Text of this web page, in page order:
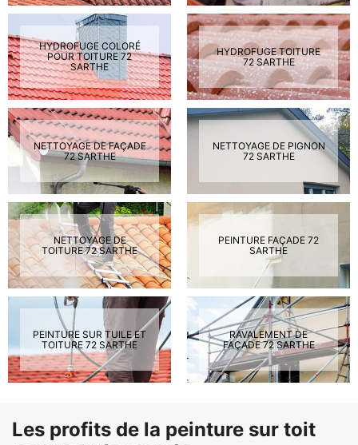
HYDROFUGE COLORÉ
POUR TOITURE 72
SARTHE
HYDROFUGE TOITURE
72 SARTHE
NETTOYAGE DE FAÇADE
72 SARTHE
NETTOYAGE DE PIGNON
72 SARTHE
NETTOYAGE DE
TOITURE 72 SARTHE
PEINTURE FAÇADE 72
SARTHE
PEINTURE SUR TUILE ET
TOITURE 72 SARTHE
RAVALEMENT DE
FAÇADE 72 SARTHE
Les profits de la peinture sur toit